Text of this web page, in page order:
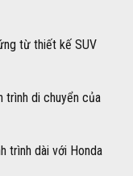
từ thiết kế SUV
trình di chuyển của
trình dài với Honda